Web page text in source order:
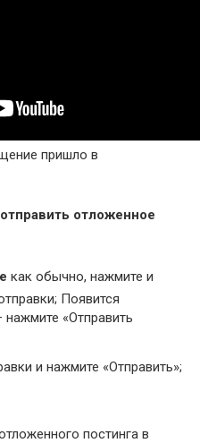
пришло в
отложенное
как обычно, нажмите и
Появится
«Отправить
и нажмите «Отправить»;
постинга в